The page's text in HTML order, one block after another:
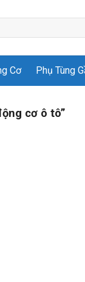
Cơ Phụ Tùng
cơ ô tô”